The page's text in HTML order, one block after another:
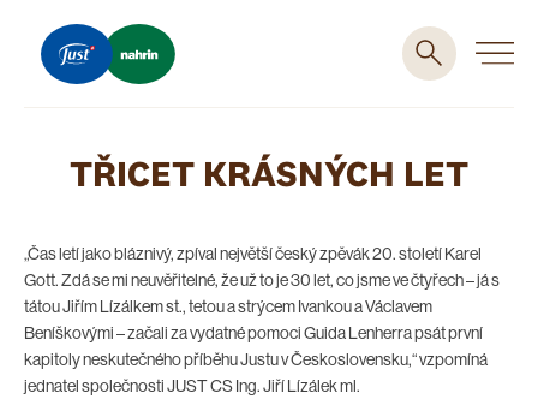
TŘICET KRÁSNÝCH LET
„Čas letí jako bláznivý, zpíval největší český zpěvák 20. století Karel
Gott. Zdá se mi neuvěřitelné, že už to je 30 let, co jsme ve čtyřech – já s
tátou Jiřím Lízálkem st., tetou a strýcem Ivankou a Václavem
Beníškovými – začali za vydatné pomoci Guida Lenherra psát první
kapitoly neskutečného příběhu Justu v Československu,“ vzpomíná
jednatel společnosti JUST CS Ing. Jiří Lízálek ml.